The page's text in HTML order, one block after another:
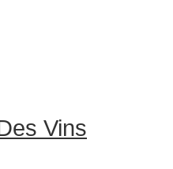
Vins